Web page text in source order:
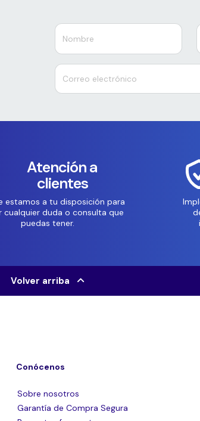
Atención a
clientes
estamos a tu disposición para
cualquier duda o consulta que
puedas tener.
Volver arriba
Conócenos
Sobre nosotros
Garantía de Compra Segura